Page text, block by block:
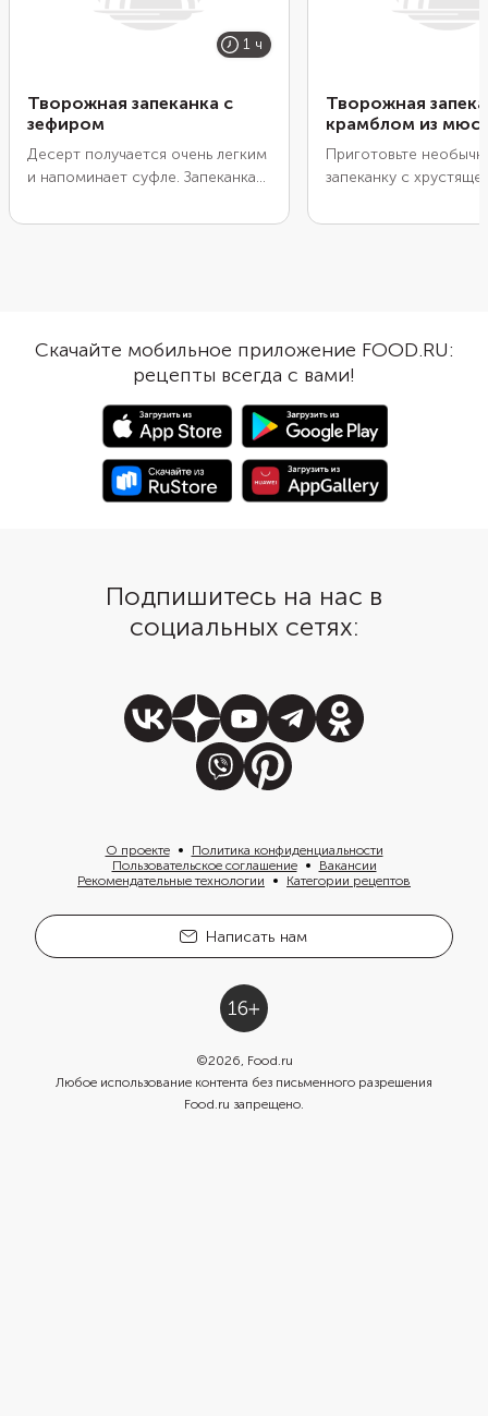
1 ч
Творожная запеканка с
зефиром
Десерт получается очень легким
и напоминает суфле. Запеканка
завтрака или детского полдника.
сиропом, а также украсить
шапочкой из взбитых сливок.
Творожная
крамблом из
Приготовьте
запеканку с
крамбл). А в основе
сухофрукты по
приготовления
техника подготовки
выпечки под
«французская
смазывают
посыпают мукой,
Скачайте мобильное приложение FOOD.RU:
рецепты всегда с вами!
Подпишитесь на нас в
социальных сетях:
О проекте
Политика конфиденциальности
Пользовательское соглашение
Вакансии
Рекомендательные технологии
Категории рецептов
Написать нам
©2026, Food.ru
Любое использование контента без письменного разрешения
Food.ru запрещено.